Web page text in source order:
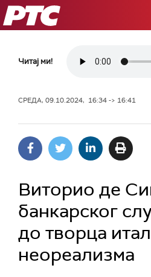
РТС
Читај ми!
СРЕДА, 09.10.2024, 16:34 -> 16:41
Виторио де
банкарског
до творца
неореализма